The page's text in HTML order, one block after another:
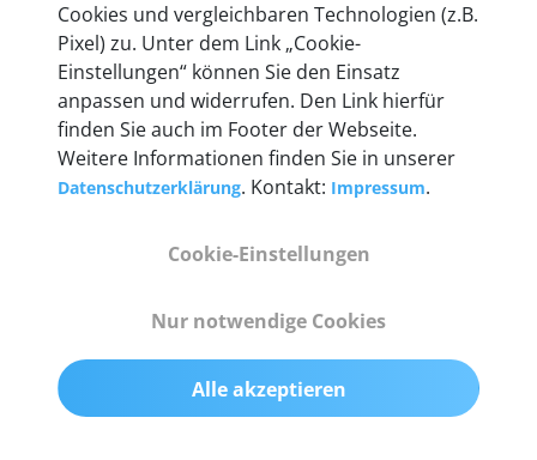
Technische Details &
Lieferumfang
Abmessungen
Gewicht
200 g
Cookies und vergleichbaren Technologien (z.B.
Pixel) zu. Unter dem Link „Cookie-
Einstellungen“ können Sie den Einsatz
anpassen und widerrufen. Den Link hierfür
finden Sie auch im Footer der Webseite.
Weitere Informationen finden Sie in unserer
Datenschutzerklärung. Kontakt: Impressum.
Cookie-Einstellungen
Nur notwendige Cookies
Alle akzeptieren